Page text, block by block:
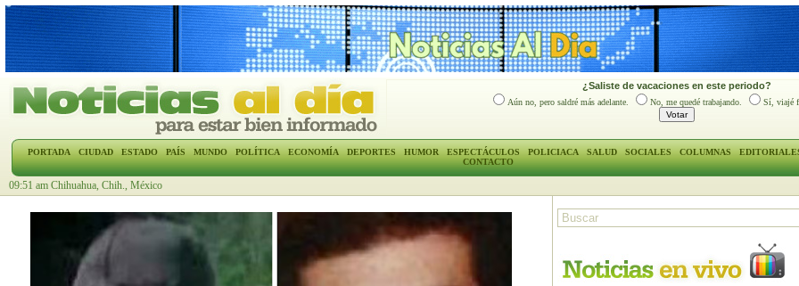
¿Saliste de vacaciones en este periodo?
Aún no, pero saldré más adelante. No, me quedé trabajando. Sí, viajé
PORTADA CIUDAD ESTADO PAÍS MUNDO POLÍTICA ECONOMÍA DEPORTES HUMOR ESPECTÁCULOS POLICIACA SALUD SOCIALES COLUMNAS
CONTACTO
09:51 am Chihuahua, Chih., México